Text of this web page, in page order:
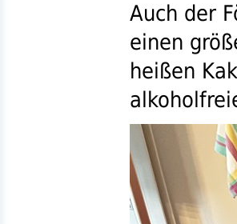
Auch der
einen
heißen